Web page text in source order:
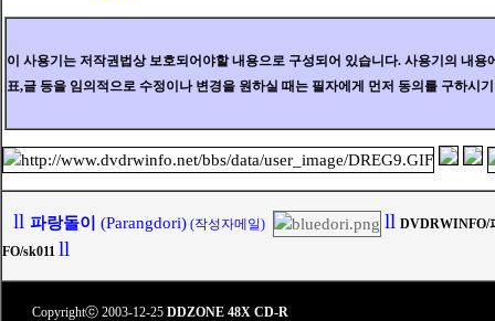
이 사용기는 저작권법상 보호되어야할 내용으로 구성되어 있습니다. 사용기의 내용
표,글 등을 임의적으로 수정이나 변경을 원하실 때는 필자에게 먼저 동의를 구하시
ll 파랑돌이 (Parangdori) (작성자메일) ll DVDRWINFO/
FO/sk011 ll
Copyrightⓒ 2003-12-25 DDZONE 48X CD-R